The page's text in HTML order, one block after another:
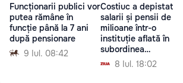
Funcționarii publici vor
putea rămâne în
funcție până la 7 ani
după pensionare
9 Iul. 08:42
Costiuc a depistat
salarii și pensii de
milioane într-o
instituție aflată în
subordinea
Ministerului Finanțelor
8 Iul. 18:02